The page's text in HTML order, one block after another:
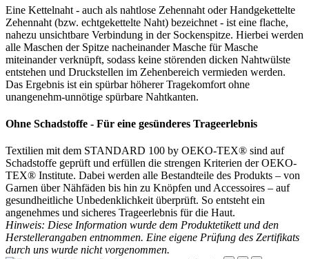
Eine Kettelnaht - auch als nahtlose Zehennaht oder Handgekettelte
Zehennaht (bzw. echtgekettelte Naht) bezeichnet - ist eine flache,
nahezu unsichtbare Verbindung in der Sockenspitze. Hierbei werden
alle Maschen der Spitze nacheinander Masche für Masche
miteinander verknüpft, sodass keine störenden dicken Nahtwülste
entstehen und Druckstellen im Zehenbereich vermieden werden.
Das Ergebnis ist ein spürbar höherer Tragekomfort ohne
unangenehm-unnötige spürbare Nahtkanten.
Ohne Schadstoffe - Für eine gesünderes Trageerlebnis
Textilien mit dem STANDARD 100 by OEKO-TEX® sind auf
Schadstoffe geprüft und erfüllen die strengen Kriterien der OEKO-
TEX® Institute. Dabei werden alle Bestandteile des Produkts – von
Garnen über Nähfäden bis hin zu Knöpfen und Accessoires – auf
gesundheitliche Unbedenklichkeit überprüft. So entsteht ein
angenehmes und sicheres Trageerlebnis für die Haut.
Hinweis: Diese Information wurde dem Produktetikett und den
Herstellerangaben entnommen. Eine eigene Prüfung des Zertifikats
durch uns wurde nicht vorgenommen.